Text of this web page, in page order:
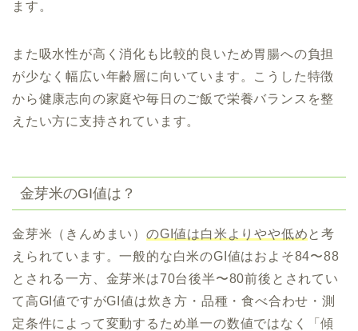
ます。
また吸水性が高く消化も比較的良いため胃腸への負担
が少なく幅広い年齢層に向いています。こうした特徴
から健康志向の家庭や毎日のご飯で栄養バランスを整
えたい方に支持されています。
金芽米のGI値は？
金芽米（きんめまい） のGI値は白米よりやや低めと考
えられています。一般的な白米のGI値はおよそ84〜88
とされる一方、金芽米は70台後半〜80前後とされてい
て高GI値ですがGI値は炊き方・品種・食べ合わせ・測
定条件によって変動するため単一の数値ではなく「傾